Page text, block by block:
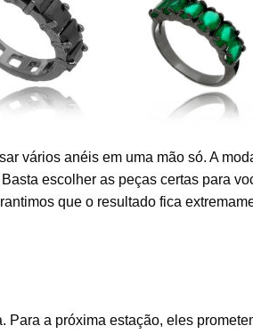
rodio negro
pretas carrés
joia
Meia aliança ródio
com zirconias verdes
semi joia
vários anéis em uma mão só. A
escolher as peças certas para
que o resultado fica
Para a próxima estação, eles